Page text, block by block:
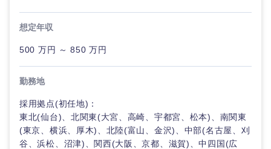
想定年収
500 万円 ～ 850 万円
勤務地
採用拠点(初任地)：
東北(仙台)、北関東(大宮、高崎、宇都宮、松本)、南関東
(東京、横浜、厚木)、北陸(富山、金沢)、中部(名古屋、刈
谷、浜松、沼津)、関西(大阪、京都、滋賀)、中四国(広